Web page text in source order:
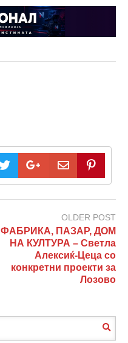
OLDER POST
ФАБРИКА, ПАЗАР, ДОМ
НА КУЛТУРА – Светла
Алексиќ-Цеца со
конкретни проекти за
Лозово